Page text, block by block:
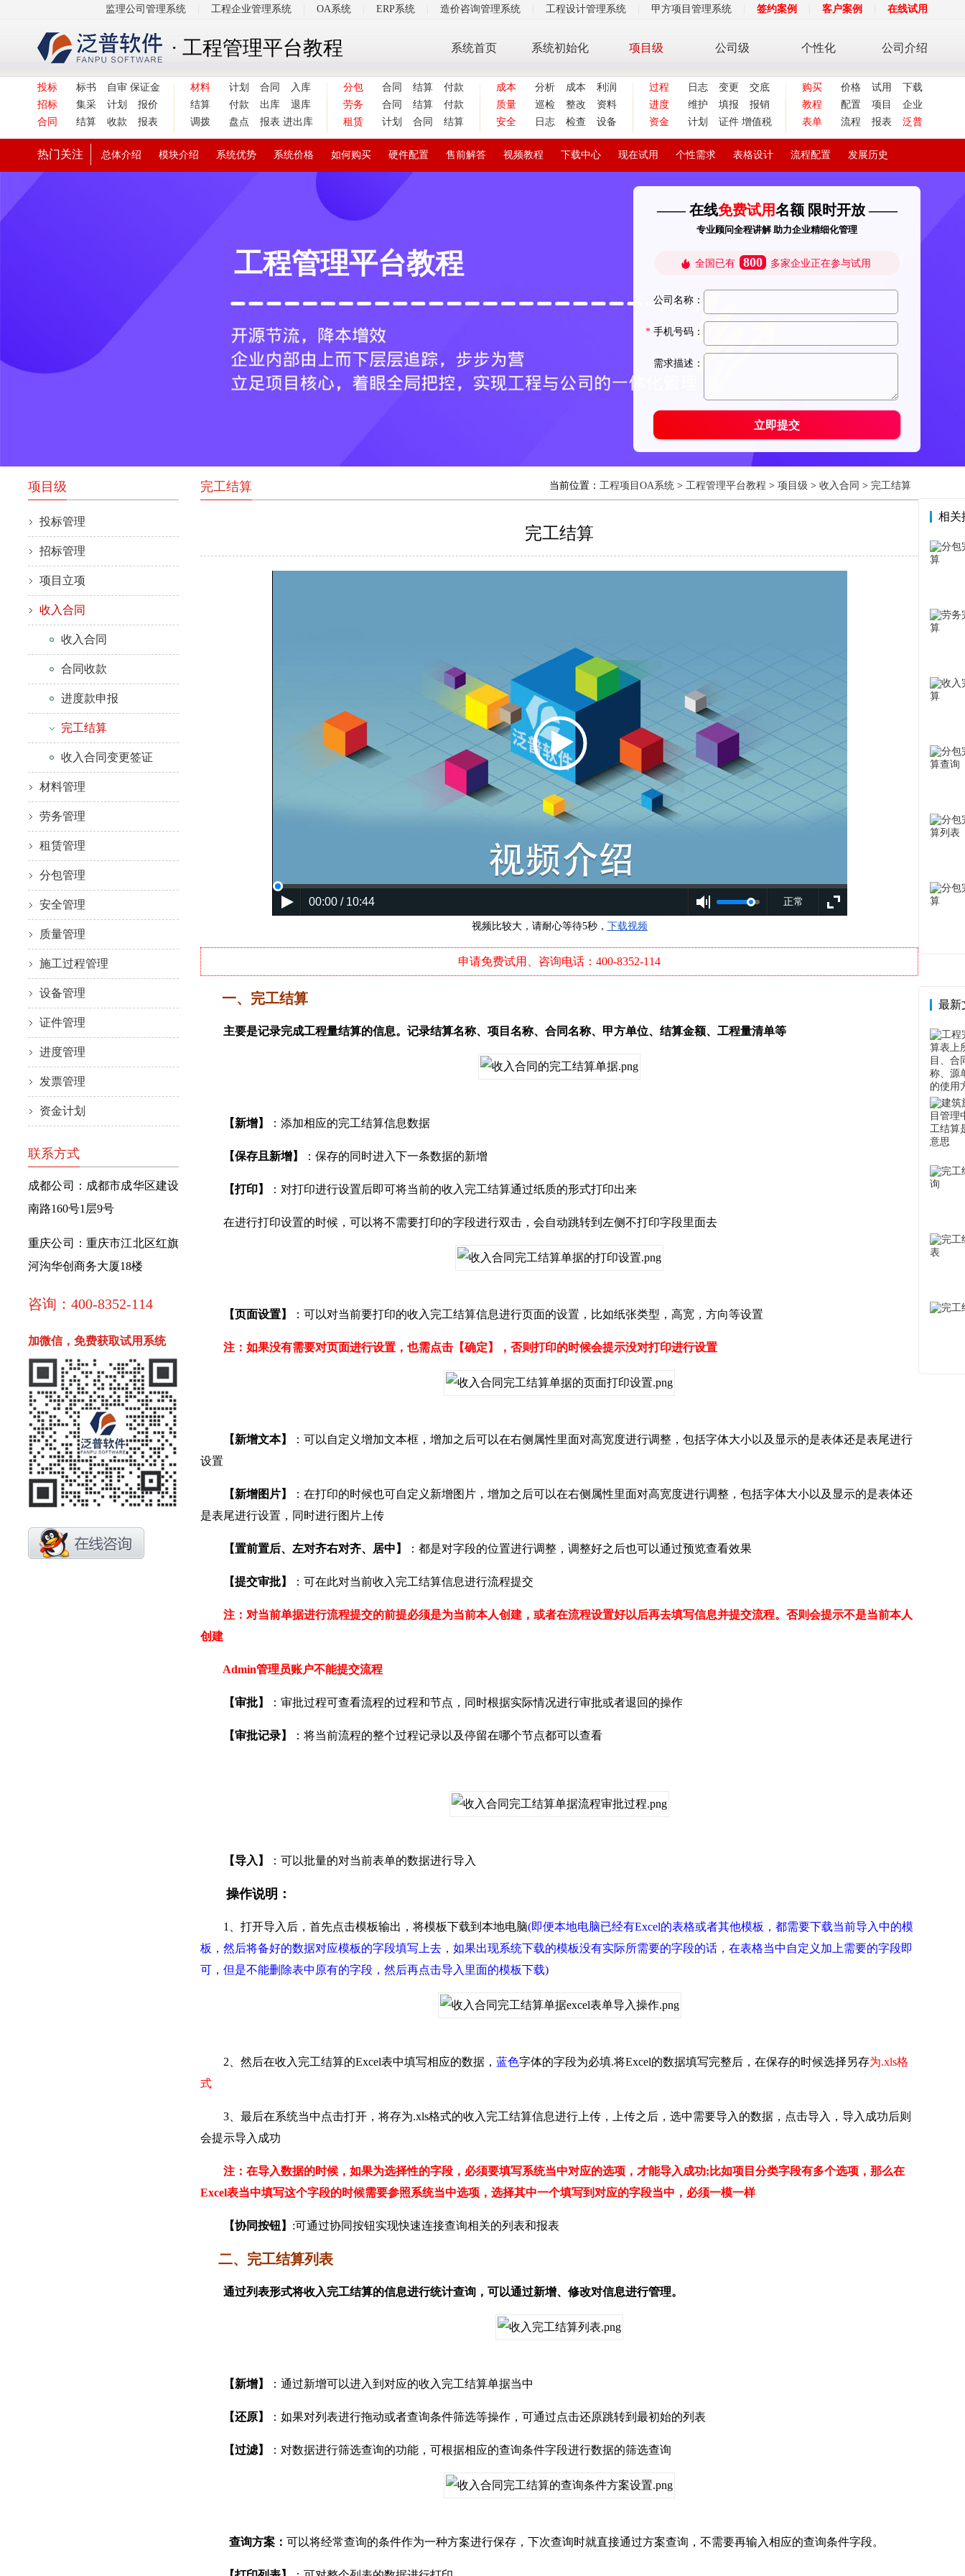
监理公司管理系统 工程企业管理系统 OA系统 ERP系统 造价咨询管理系统 工程设计管理系统 甲方项目管理系统 签约案例 客户案例 在线试用
· 工程管理平台教程 系统首页 系统初始化 项目级 公司级 个性化 公司介绍
投标 标书 自审 保证金
招标
集采 计划
报价
合同
结算 收款 报表
材料 计划 合同
入库
结算
付款 出库
退库
调拨
盘点 报表 进出库
分包 合同 结算
付款
劳务
合同 结算
付款
租赁
计划 合同 结算
成本 分析 成本
利润
质量
巡检 整改
资料
安全
日志 检查 设备
过程 日志 变更
交底
进度
维护 填报
报销
资金
计划 证件 增值税
购买 价格 试用
下载
教程
配置 项目
企业
表单
流程 报表 泛普
热门关注 总体介绍 模块介绍 系统优势 系统价格 如何购买 硬件配置 售前解答 视频教程 下载中心 现在试用 个性需求 表格设计 流程配置 发展历史
工程管理平台教程
项目级
投标管理
招标管理
项目立项
收入合同
收入合同
合同收款
进度款申报
完工结算
收入合同变更签证
材料管理
劳务管理
租赁管理
分包管理
安全管理
质量管理
施工过程管理
设备管理
证件管理
进度管理
发票管理
资金计划
联系方式
成都公司：成都市成华区建设
南路160号1层9号
重庆公司：重庆市江北区红旗
河沟华创商务大厦18楼
咨询：400-8352-114
加微信，免费获取试用系统
完工结算 当前位置： 工程项目OA系统 > 工程管理平台教程 > 项目级 > 收入合同 > 完工结算
完工结算
00:00 / 10:44 正常
视频比较大，请耐心等待5秒， 下载视频
申请免费试用、咨询电话：400-8352-114
一、完工结算
主要是记录完成工程量结算的信息。记录结算名称、项目名称、合同名称、甲方单位、结算金额、工程量清单等
【新增】 ：添加相应的完工结算信息数据
【保存且新增】 ：保存的同时进入下一条数据的新增
【打印】 ：对打印进行设置后即可将当前的收入完工结算通过纸质的形式打印出来
在进行打印设置的时候，可以将不需要打印的字段进行双击，会自动跳转到左侧不打印字段里面去
【页面设置】 ：可以对当前要打印的收入完工结算信息进行页面的设置，比如纸张类型，高宽，方向等设置
注：如果没有需要对页面进行设置，也需点击【确定】，否则打印的时候会提示没对打印进行设置
【新增文本】
：可以自定义增加文本框，增加之后可以在右侧属性里面对高宽度进行调整，包括字体大小以及显示的是表体还是表尾进行
设置
【新增图片】
：在打印的时候也可自定义新增图片，增加之后可以在右侧属性里面对高宽度进行调整，包括字体大小以及显示的是表体还
是表尾进行设置，同时进行图片上传
【置前置后、左对齐右对齐、居中】 ：都是对字段的位置进行调整，调整好之后也可以通过预览查看效果
【提交审批】 ：可在此对当前收入完工结算信息进行流程提交
注：对当前单据进行流程提交的前提必须是为当前本人创建，或者在流程设置好以后再去填写信息并提交流程。否则会提示不是当前本人
创建
Admin管理员账户不能提交流程
【审批】 ：审批过程可查看流程的过程和节点，同时根据实际情况进行审批或者退回的操作
【审批记录】 ：将当前流程的整个过程记录以及停留在哪个节点都可以查看
【导入】 ：可以批量的对当前表单的数据进行导入
操作说明：
1、打开导入后，首先点击模板输出，将模板下载到本地电脑(即便本地电脑已经有Excel的表格或者其他模板，都需要下载当前导入中的模
板，然后将备好的数据对应模板的字段填写上去，如果出现系统下载的模板没有实际所需要的字段的话，在表格当中自定义加上需要的字段即
可，但是不能删除表中原有的字段，然后再点击导入里面的模板下载)
2、然后在收入完工结算的Excel表中填写相应的数据， 蓝色字体的字段为必填.将Excel的数据填写完整后，在保存的时候选择另存为.xls格
式
3、最后在系统当中点击打开，将存为.xls格式的收入完工结算信息进行上传，上传之后，选中需要导入的数据，点击导入，导入成功后则
会提示导入成功
注：在导入数据的时候，如果为选择性的字段，必须要填写系统当中对应的选项，才能导入成功;比如项目分类字段有多个选项，那么在
Excel表当中填写这个字段的时候需要参照系统当中选项，选择其中一个填写到对应的字段当中，必须一模一样
【协同按钮】 :可通过协同按钮实现快速连接查询相关的列表和报表
二、完工结算列表
通过列表形式将收入完工结算的信息进行统计查询，可以通过新增、修改对信息进行管理。
【新增】 ：通过新增可以进入到对应的收入完工结算单据当中
【还原】 ：如果对列表进行拖动或者查询条件筛选等操作，可通过点击还原跳转到最初始的列表
【过滤】 ：对数据进行筛选查询的功能，可根据相应的查询条件字段进行数据的筛选查询
查询方案： 可以将经常查询的条件作为一种方案进行保存，下次查询时就直接通过方案查询，不需要再输入相应的查询条件字段。
相关
最新